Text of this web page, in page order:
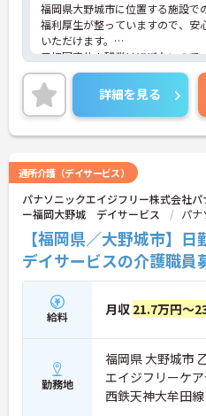
福岡県大野城市に位置する施設で
福利厚生が整っていますので、安
いただけます。
日祝固定休！残業はほぼないので
の予定が立てやすいです。
ご興味のある方は、お気軽にお問
い。
詳細を見る
通所介護（デイサービス）
パナソニックエイジフリー株式会社
ー福岡大野城 デイサービス
パナ
【福岡県／大野城市】
デイサービスの介護職員
給料 月収 21.7万円～
勤務地
福岡県 大野城市
エイジフリーケ
西鉄天神大牟田